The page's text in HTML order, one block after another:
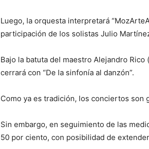
Luego, la orquesta interpretará
participación de los solistas Julio
Bajo la batuta del maestro Alejandro
cerrará con “De la sinfonía al danzón”.
Como ya es tradición, los conciertos son
Sin embargo, en seguimiento de las
50 por ciento, con posibilidad de